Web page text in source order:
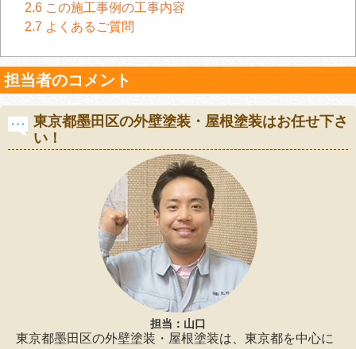
2.6 この施工事例の工事内容
2.7 よくあるご質問
担当者のコメント
東京都墨田区の外壁塗装・屋根塗装はお任せ下さ
い！
担当：山口
東京都墨田区の外壁塗装・屋根塗装は、東京都を中心に